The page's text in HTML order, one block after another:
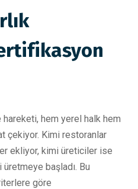
hem yerel halk hem
çekiyor. Kimi restoranlar
ekliyor, kimi üreticiler ise
üretmeye başladı. Bu
göre